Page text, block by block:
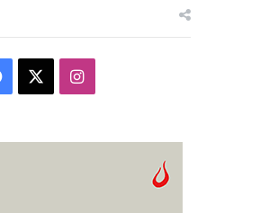
Facebook Instagram